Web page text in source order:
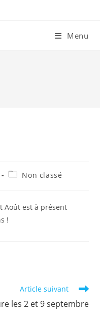
Menu
PostNon classé
Août est à présent
!
Article suivant
les 2 et 9 septembre